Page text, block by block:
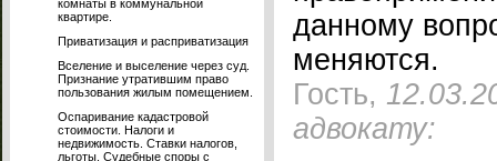
комнаты в коммунальной
квартире.
Приватизация и расприватизация
Вселение и выселение через суд.
Признание утратившим право
пользования жилым помещением.
Оспаривание кадастровой
стоимости. Налоги и
недвижимость. Ставки налогов,
льготы. Судебные споры с
данному
меняются.
Гость,
адвокату: